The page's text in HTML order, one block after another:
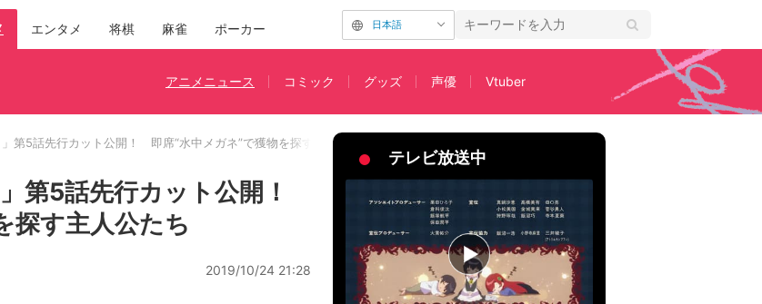
エンタメ 将棋 麻雀 ポーカー 日本語
アニメニュース コミック グッズ 声優 Vtuber
第5話先行カット公開！ 即席“水中メガネ”で獲物を探す主人公たち
第5話先行カット公開！
探す主人公たち
2019/10/24 21:28
テレビ放送中